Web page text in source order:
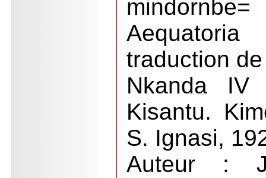
traduction
Nkanda IV
Kisantu.
S. Ignasi,
Auteur :